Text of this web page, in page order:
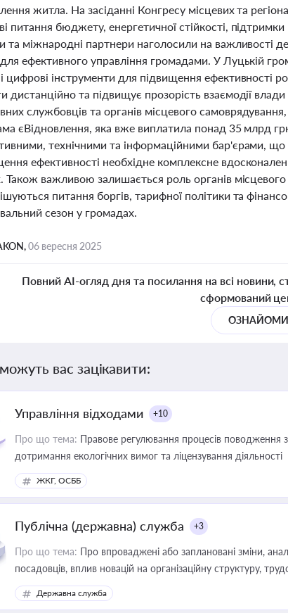
житла. На засіданні Конгресу місцевих та
питання бюджету, енергетичної стійкості,
та міжнародні партнери наголосили на важливості
ефективного управління громадами. У Луцькій
цифрові інструменти для підвищення ефективності
дистанційно та підвищує прозорість взаємодії
службовців та органів місцевого
єВідновлення, яка вже виплатила понад 35 млрд
технічними та інформаційними бар'єрами,
ефективності необхідне комплексне
Також важливою залишається роль органів
питання боргів, тарифної політики та
сезон у громадах.
06 вересня 2025
Повний AI-огляд дня та посилання на всі новини,
сформований
вас зацікавити:
Управління відходами +10
Про що тема: Правове регулювання процесів поводження
дотримання екологічних вимог та ліцензування діяльності
ЖКГ, ОСББ
Публічна (державна) служба +3
Про що тема: Про впроваджені або заплановані зміни,
посадовців, вплив новацій на організаційну структуру,
Державна служба